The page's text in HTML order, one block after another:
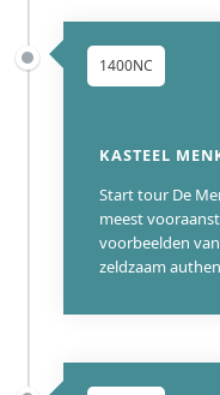
1400NC
KASTEEL
Start tour De
meest
voorbeelden
zeldzaam